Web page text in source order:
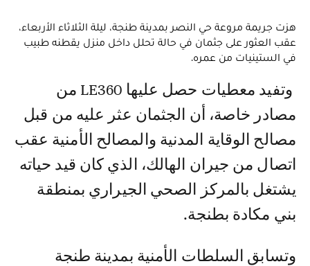
هزت جريمة مروعة حي النصر بمدينة طنجة، ليلة الثلاثاء الأربعاء،
عقب العثور على جثمان في حالة تحلل داخل منزل يقطنه طبيب
في الستينيات من عمره.
وتفيد معطيات حصل عليها LE360 من
مصادر خاصة، أن الجثمان عثر عليه من قبل
مصالح الوقاية المدنية والمصالح الأمنية عقب
اتصال من جيران الهالك، الذي كان قيد حياته
يشتغل بالمركز الصحي الجيراري بمنطقة
بني مكادة بطنجة.
وتسابق السلطات الأمنية بمدينة طنجة